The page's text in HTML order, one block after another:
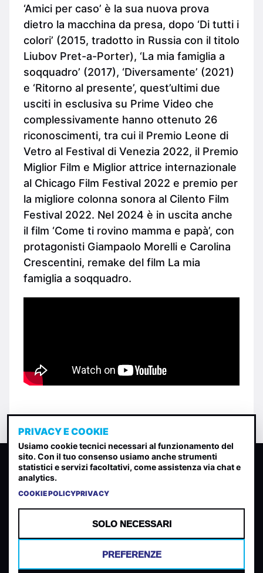
‘Amici per caso’ è la sua nuova prova
dietro la macchina da presa, dopo ‘Di tutti i
colori’ (2015, tradotto in Russia con il titolo
Liubov Pret-a-Porter), ‘La mia famiglia a
soqquadro’ (2017), ‘Diversamente’ (2021)
e ‘Ritorno al presente’, quest’ultimi due
usciti in esclusiva su Prime Video che
complessivamente hanno ottenuto 26
riconoscimenti, tra cui il Premio Leone di
Vetro al Festival di Venezia 2022, il Premio
Miglior Film e Miglior attrice internazionale
al Chicago Film Festival 2022 e premio per
la migliore colonna sonora al Cilento Film
Festival 2022. Nel 2024 è in uscita anche
il film ‘Come ti rovino mamma e papà’, con
protagonisti Giampaolo Morelli e Carolina
Crescentini, remake del film La mia
famiglia a soqquadro.
CLASSIFICA INDIE
Classifica per indice di gradimento generata dall analisi di
TERMINI E CONDIZIONI PRIVACY POLICY
COOKIES PREFERENZE COOKIES
PRIVACY E COOKIE
Usiamo cookie tecnici necessari al funzionamento del
sito. Con il tuo consenso usiamo anche strumenti
statistici e servizi facoltativi, come assistenza via chat e
analytics.
COOKIE POLICYPRIVACY
SOLO NECESSARI
PREFERENZE